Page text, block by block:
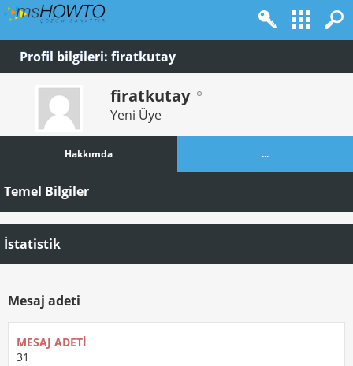
Profil bilgileri: firatkutay
firatkutay
Yeni Üye
Hakkımda ...
Temel Bilgiler
İstatistik
Mesaj adeti
MESAJ ADETI
31